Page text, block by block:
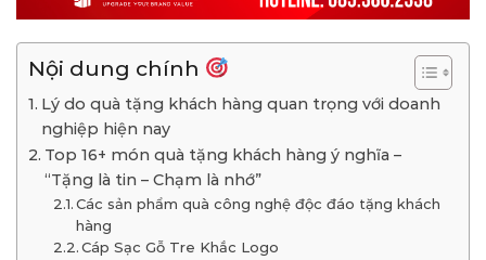
Nội dung chính
Lý do quà tặng khách hàng quan trọng với doanh
nghiệp hiện nay
Top 16+ món quà tặng khách hàng ý nghĩa –
“Tặng là tin – Chạm là nhớ”
Các sản phẩm quà công nghệ độc đáo tặng khách
hàng
Cáp Sạc Gỗ Tre Khắc Logo